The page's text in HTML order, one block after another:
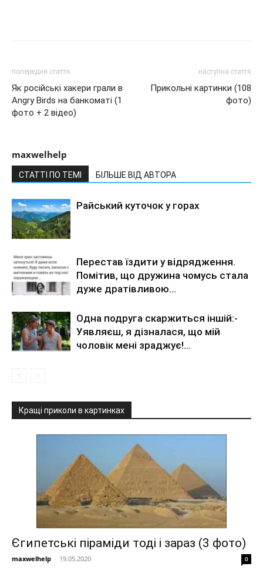
попередня стаття
Як російські хакери грали в
Angry Birds на банкоматі (1
фото + 2 відео)
наступна стаття
Прикольні картинки (108
фото)
maxwelhelp
СТАТТІ ПО ТЕМІ БІЛЬШЕ ВІД АВТОРА
Райський куточок у горах
Перестав їздити у відрядження.
Помітив, що дружина чомусь стала
дуже дратівливою…
Одна подруга скаржиться іншій:-
Уявляєш, я дізналася, що мій
чоловік мені зраджує!…
Кращі приколи в картинках
Єгипетські піраміди тоді і зараз (3 фото)
maxwelhelp - 19.05.2020 0